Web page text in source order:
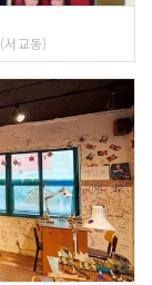
교동)